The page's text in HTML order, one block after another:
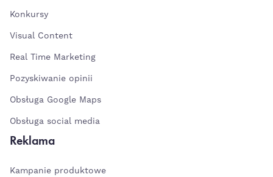
Konkursy
Visual Content
Real Time Marketing
Pozyskiwanie opinii
Obsługa Google Maps
Obsługa social media
Reklama
Kampanie produktowe